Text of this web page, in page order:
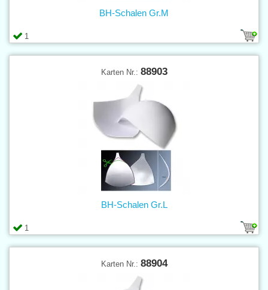
1
BH-Schalen Gr.M
Karten Nr.: 88903
1
BH-Schalen Gr.L
Karten Nr.: 88904